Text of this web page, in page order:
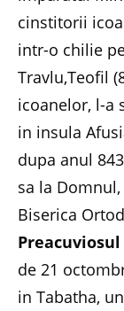
cinstitorii
intr-o chilie
Travlu,Teofil
icoanelor, l-a
in insula
dupa anul
sa la
Biserica
de 21
in Tabatha,